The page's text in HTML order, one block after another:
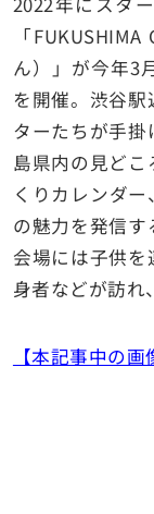
「
ん）」が今年3
を開催。渋谷
ターたちが手
島県内の見ど
くりカレンダ
の魅力を発信す
会場には子供
身者などが訪れ
【本記事中の画